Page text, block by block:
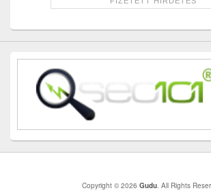
Copyright © 2026 Gudu. All Rights